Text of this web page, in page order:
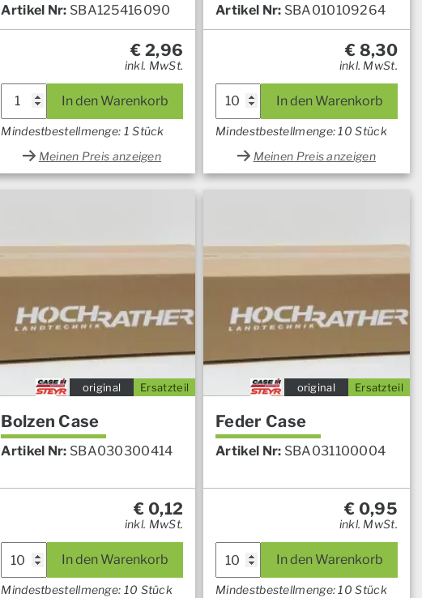
Artikel Nr: SBA125416090
€ 2,96
inkl. MwSt.
In den Warenkorb
Mindestbestellmenge: 1 Stück
Meinen Preis anzeigen
Artikel Nr: SBA010109264
€ 8,30
inkl. MwSt.
In den Warenkorb
Mindestbestellmenge: 10 Stück
Meinen Preis anzeigen
Ersatzteil
original
Bolzen Case
Artikel Nr: SBA030300414
€ 0,12
inkl. MwSt.
In den Warenkorb
Mindestbestellmenge: 10 Stück
Ersatzteil
original
Feder Case
Artikel Nr: SBA031100004
€ 0,95
inkl. MwSt.
In den Warenkorb
Mindestbestellmenge: 10 Stück